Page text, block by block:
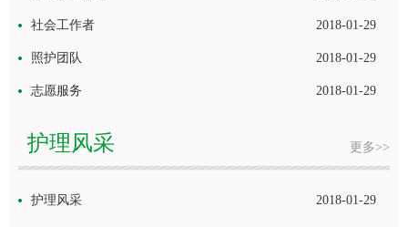
2018-01-29
社会工作者
2018-01-29
照护团队
2018-01-29
志愿服务
更多>>
护理风采
2018-01-29
护理风采